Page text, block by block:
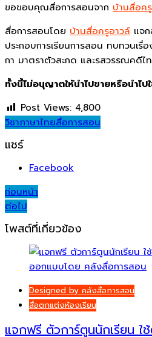
ขอขอบคุณสื่อการสอนจาก บ้านสื่อค
สื่อการสอนโดย บ้านสื่อครูอาวล์ แจ
ประกอบการเรียนการสอน ทบทวนเรื่
กา มาตราตัวสะกด และรสวรรณคดีไ
ทั้งนี้ไม่อนุญาตให้นำไปขายหรือนำไ
Post Views: 4,800
วิชาภาษาไทยสื่อการสอน
แชร์
Facebook
Post
navigation
ก่อนหน้า
ต่อไป
โพสต์ที่เกี่ยวข้อง
Designed by คลังสื่อการสอน
สื่อตกแต่งห้องเรียน
แจกฟรี ตัวการ์ตูนนักเรียน ใ